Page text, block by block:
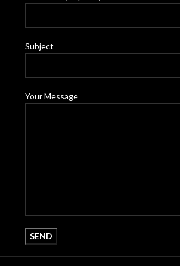
Subject
Your Message